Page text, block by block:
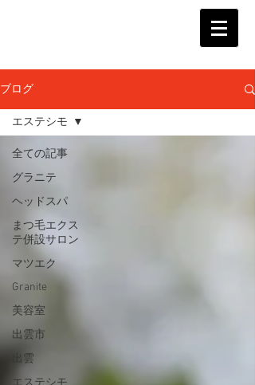
ブログ
全ての記事
グラニテ
ヘッドスパ
まつ毛エクス
テ併設サロン
マツエク
Granite
美容室
出雲市
出雲
エステシモ